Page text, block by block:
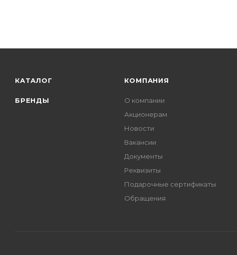
КАТАЛОГ
БРЕНДЫ
КОМПАНИЯ
О компании
Акционерам
Новости
Вакансии
Документы
Реквизиты
Подарочные сертификаты
Обращения